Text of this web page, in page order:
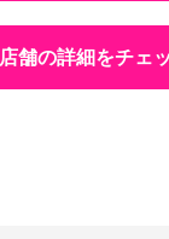
店舗の詳細をチェ